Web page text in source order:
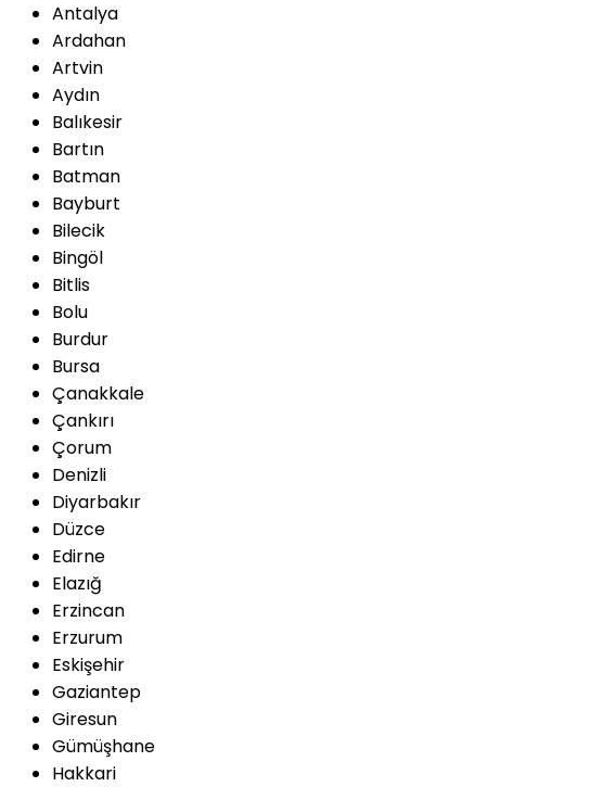
Antalya
Ardahan
Artvin
Aydın
Balıkesir
Bartın
Batman
Bayburt
Bilecik
Bingöl
Bitlis
Bolu
Burdur
Bursa
Çanakkale
Çankırı
Çorum
Denizli
Diyarbakır
Düzce
Edirne
Elazığ
Erzincan
Erzurum
Eskişehir
Gaziantep
Giresun
Gümüşhane
Hakkari